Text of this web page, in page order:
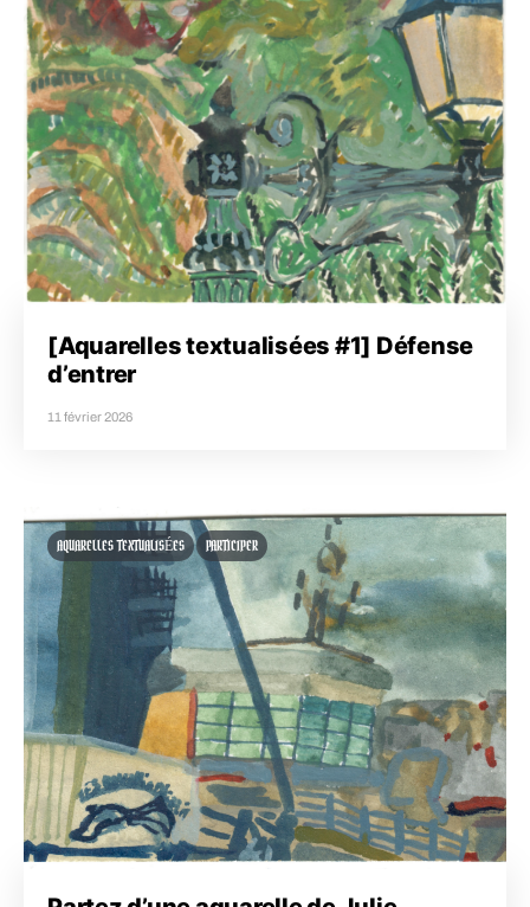
[Aquarelles textualisées #1] Défense
d’entrer
11 février 2026
AQUARELLES TEXTUALISÉES PARTICIPER